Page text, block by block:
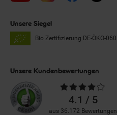
Unsere Siegel
Bio Zertifizierung DE-ÖKO-060
Unsere Kundenbewertungen
Durchschnittliche
Bewertungen4.1 / 5
aus 36.172 Bewertungen